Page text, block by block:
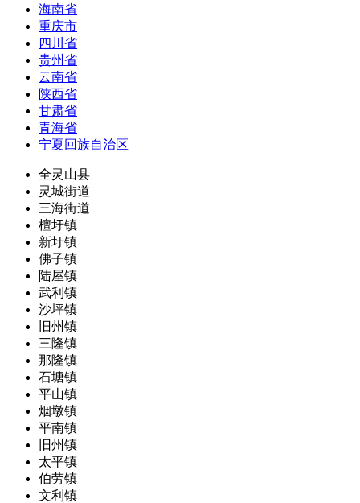
海南省
重庆市
四川省
贵州省
云南省
陕西省
甘肃省
青海省
宁夏回族自治区
全灵山县
灵城街道
三海街道
檀圩镇
新圩镇
佛子镇
陆屋镇
武利镇
沙坪镇
旧州镇
三隆镇
那隆镇
石塘镇
平山镇
烟墩镇
平南镇
旧州镇
太平镇
伯劳镇
文利镇